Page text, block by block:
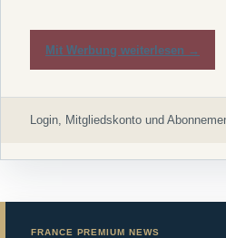
Mit Werbung weiterlesen →
Login, Mitgliedskonto und
FRANCE PREMIUM NEWS